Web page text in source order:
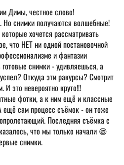
Димы, честное слово!
Но снимки получаются волшебные!
хочется рассматривать
что НЕТ ни одной постановочной
и фантазии
снимки - удивляешься, а
Откуда эти ракурсы? Смотрит
И это невероятно круто!!!
фотки, а к ним ещё и классные
сам процесс съёмок - он тоже
Последняя съёмка с
что мы только начали 😁
снимки.